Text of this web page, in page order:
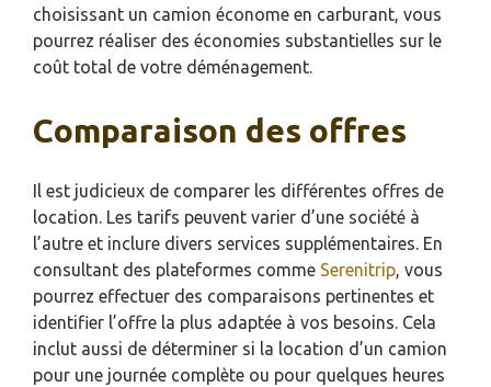
choisissant un camion économe en carburant, vous
pourrez réaliser des économies substantielles sur le
coût total de votre déménagement.
Comparaison des offres
Il est judicieux de comparer les différentes offres de
location. Les tarifs peuvent varier d’une société à
l’autre et inclure divers services supplémentaires. En
consultant des plateformes comme Serenitrip, vous
pourrez effectuer des comparaisons pertinentes et
identifier l’offre la plus adaptée à vos besoins. Cela
inclut aussi de déterminer si la location d’un camion
pour une journée complète ou pour quelques heures